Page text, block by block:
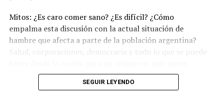
Mitos: ¿Es caro comer sano? ¿Es difícil? ¿Cómo
empalma esta discusión con la actual situación de
hambre que afecta a parte de la población argentina?
Salud, corporaciones, democracia y todo lo que se puede
(Escuchá el programa completo).
SEGUIR LEYENDO